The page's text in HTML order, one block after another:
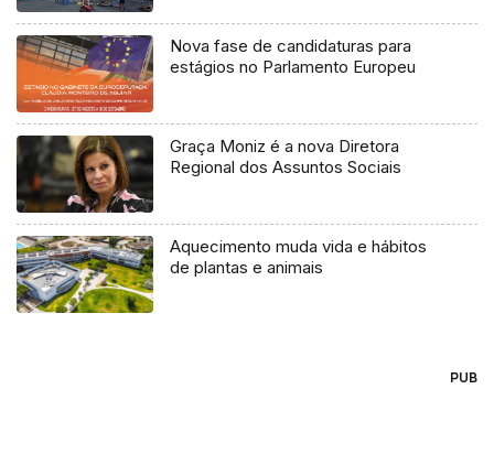
Nova fase de candidaturas para
estágios no Parlamento Europeu
Graça Moniz é a nova Diretora
Regional dos Assuntos Sociais
Aquecimento muda vida e hábitos
de plantas e animais
PUB